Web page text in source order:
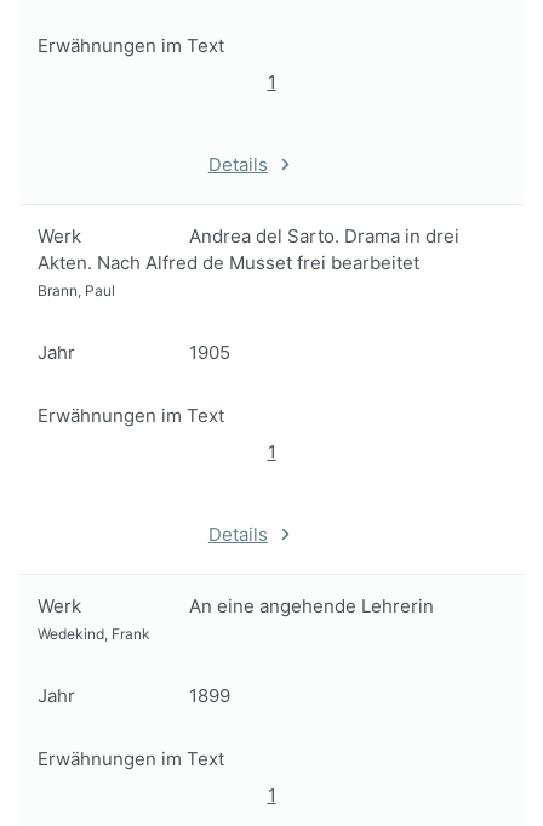
Erwähnungen im Text
1
Details
Werk
Andrea del Sarto. Drama in drei
Akten. Nach Alfred de Musset frei bearbeitet
Brann, Paul
Jahr 1905
Erwähnungen im Text
1
Details
Werk An eine angehende Lehrerin
Wedekind, Frank
Jahr 1899
Erwähnungen im Text
1